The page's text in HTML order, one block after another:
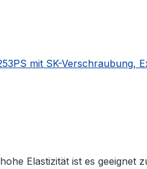
mit SK-Verschraubung,
Elastizität ist es